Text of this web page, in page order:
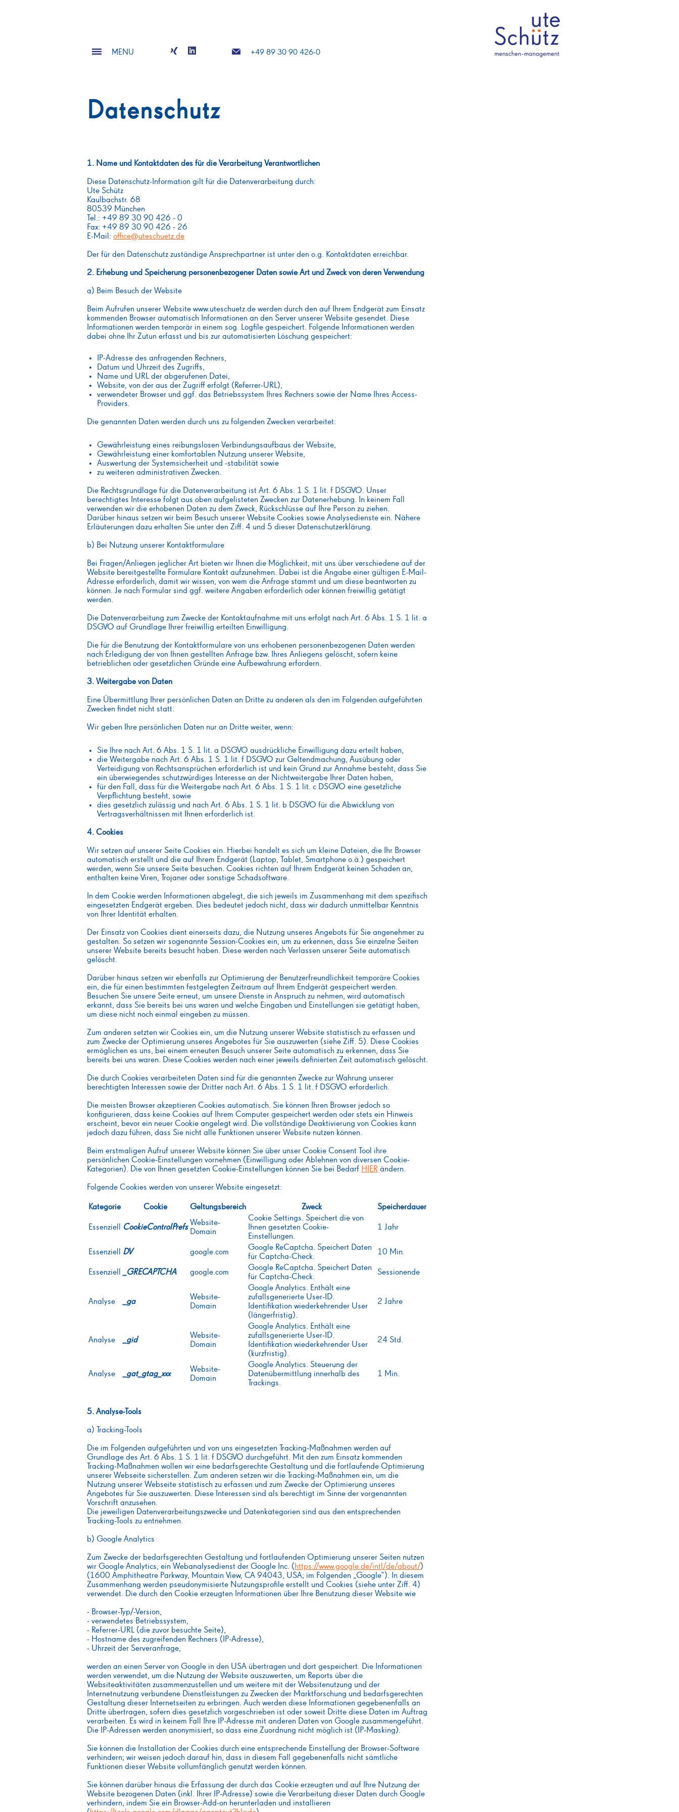
MENU +49 89 30 90 426-0
Datenschutz
1. Name und Kontaktdaten des für die Verarbeitung Verantwortlichen
Diese Datenschutz-Information gilt für die Datenverarbeitung durch:
Ute Schütz
Kaulbachstr. 68
80539 München
Tel.: +49 89 30 90 426 - 0
Fax: +49 89 30 90 426 - 26
E-Mail: office@uteschuetz.de
Der für den Datenschutz zuständige Ansprechpartner ist unter den o.g. Kontaktdaten erreichbar.
2. Erhebung und Speicherung personenbezogener Daten sowie Art und Zweck von deren Verwendung
a) Beim Besuch der Website
Beim Aufrufen unserer Website www.uteschuetz.de werden durch den auf Ihrem Endgerät zum Einsatz
kommenden Browser automatisch Informationen an den Server unserer Website gesendet. Diese
Informationen werden temporär in einem sog. Logfile gespeichert. Folgende Informationen werden
dabei ohne Ihr Zutun erfasst und bis zur automatisierten Löschung gespeichert:
IP-Adresse des anfragenden Rechners,
Datum und Uhrzeit des Zugriffs,
Name und URL der abgerufenen Datei,
Website, von der aus der Zugriff erfolgt (Referrer-URL),
verwendeter Browser und ggf. das Betriebssystem Ihres Rechners sowie der Name Ihres Access-
Providers.
Die genannten Daten werden durch uns zu folgenden Zwecken verarbeitet:
Gewährleistung eines reibungslosen Verbindungsaufbaus der Website,
Gewährleistung einer komfortablen Nutzung unserer Website,
Auswertung der Systemsicherheit und -stabilität sowie
zu weiteren administrativen Zwecken.
Die Rechtsgrundlage für die Datenverarbeitung ist Art. 6 Abs. 1 S. 1 lit. f DSGVO. Unser
berechtigtes Interesse folgt aus oben aufgelisteten Zwecken zur Datenerhebung. In keinem Fall
verwenden wir die erhobenen Daten zu dem Zweck, Rückschlüsse auf Ihre Person zu ziehen.
Darüber hinaus setzen wir beim Besuch unserer Website Cookies sowie Analysedienste ein. Nähere
Erläuterungen dazu erhalten Sie unter den Ziff. 4 und 5 dieser Datenschutzerklärung.
b) Bei Nutzung unserer Kontaktformulare
Bei Fragen/Anliegen jeglicher Art bieten wir Ihnen die Möglichkeit, mit uns über verschiedene auf der
Website bereitgestellte Formulare Kontakt aufzunehmen. Dabei ist die Angabe einer gültigen E-Mail-
Adresse erforderlich, damit wir wissen, von wem die Anfrage stammt und um diese beantworten zu
können. Je nach Formular sind ggf. weitere Angaben erforderlich oder können freiwillig getätigt
werden.
Die Datenverarbeitung zum Zwecke der Kontaktaufnahme mit uns erfolgt nach Art. 6 Abs. 1 S. 1 lit. a
DSGVO auf Grundlage Ihrer freiwillig erteilten Einwilligung.
Die für die Benutzung der Kontaktformulare von uns erhobenen personenbezogenen Daten werden
nach Erledigung der von Ihnen gestellten Anfrage bzw. Ihres Anliegens gelöscht, sofern keine
betrieblichen oder gesetzlichen Gründe eine Aufbewahrung erfordern.
3. Weitergabe von Daten
Eine Übermittlung Ihrer persönlichen Daten an Dritte zu anderen als den im Folgenden aufgeführten
Zwecken findet nicht statt.
Wir geben Ihre persönlichen Daten nur an Dritte weiter, wenn:
Sie Ihre nach Art. 6 Abs. 1 S. 1 lit. a DSGVO ausdrückliche Einwilligung dazu erteilt haben,
die Weitergabe nach Art. 6 Abs. 1 S. 1 lit. f DSGVO zur Geltendmachung, Ausübung oder
Verteidigung von Rechtsansprüchen erforderlich ist und kein Grund zur Annahme besteht, dass Sie
ein überwiegendes schutzwürdiges Interesse an der Nichtweitergabe Ihrer Daten haben,
für den Fall, dass für die Weitergabe nach Art. 6 Abs. 1 S. 1 lit. c DSGVO eine gesetzliche
Verpflichtung besteht, sowie
dies gesetzlich zulässig und nach Art. 6 Abs. 1 S. 1 lit. b DSGVO für die Abwicklung von
Vertragsverhältnissen mit Ihnen erforderlich ist.
4. Cookies
Wir setzen auf unserer Seite Cookies ein. Hierbei handelt es sich um kleine Dateien, die Ihr Browser
automatisch erstellt und die auf Ihrem Endgerät (Laptop, Tablet, Smartphone o.ä.) gespeichert
werden, wenn Sie unsere Seite besuchen. Cookies richten auf Ihrem Endgerät keinen Schaden an,
enthalten keine Viren, Trojaner oder sonstige Schadsoftware.
In dem Cookie werden Informationen abgelegt, die sich jeweils im Zusammenhang mit dem spezifisch
eingesetzten Endgerät ergeben. Dies bedeutet jedoch nicht, dass wir dadurch unmittelbar Kenntnis
von Ihrer Identität erhalten.
Der Einsatz von Cookies dient einerseits dazu, die Nutzung unseres Angebots für Sie angenehmer zu
gestalten. So setzen wir sogenannte Session-Cookies ein, um zu erkennen, dass Sie einzelne Seiten
unserer Website bereits besucht haben. Diese werden nach Verlassen unserer Seite automatisch
gelöscht.
Darüber hinaus setzen wir ebenfalls zur Optimierung der Benutzerfreundlichkeit temporäre Cookies
ein, die für einen bestimmten festgelegten Zeitraum auf Ihrem Endgerät gespeichert werden.
Besuchen Sie unsere Seite erneut, um unsere Dienste in Anspruch zu nehmen, wird automatisch
erkannt, dass Sie bereits bei uns waren und welche Eingaben und Einstellungen sie getätigt haben,
um diese nicht noch einmal eingeben zu müssen.
Zum anderen setzten wir Cookies ein, um die Nutzung unserer Website statistisch zu erfassen und
zum Zwecke der Optimierung unseres Angebotes für Sie auszuwerten (siehe Ziff. 5). Diese Cookies
ermöglichen es uns, bei einem erneuten Besuch unserer Seite automatisch zu erkennen, dass Sie
bereits bei uns waren. Diese Cookies werden nach einer jeweils definierten Zeit automatisch gelöscht.
Die durch Cookies verarbeiteten Daten sind für die genannten Zwecke zur Wahrung unserer
berechtigten Interessen sowie der Dritter nach Art. 6 Abs. 1 S. 1 lit. f DSGVO erforderlich.
Die meisten Browser akzeptieren Cookies automatisch. Sie können Ihren Browser jedoch so
konfigurieren, dass keine Cookies auf Ihrem Computer gespeichert werden oder stets ein Hinweis
erscheint, bevor ein neuer Cookie angelegt wird. Die vollständige Deaktivierung von Cookies kann
jedoch dazu führen, dass Sie nicht alle Funktionen unserer Website nutzen können.
Beim erstmaligen Aufruf unserer Website können Sie über unser Cookie Consent Tool ihre
persönlichen Cookie-Einstellungen vornehmen (Einwilligung oder Ablehnen von diversen Cookie-
Kategorien). Die von Ihnen gesetzten Cookie-Einstellungen können Sie bei Bedarf HIER ändern.
Folgende Cookies werden von unserer Website eingesetzt:
Kategorie Cookie Geltungsbereich Zweck Speicherdauer
Essenziell CookieControlPrefs
Website-
Domain
Cookie Settings. Speichert die von
Ihnen gesetzten Cookie-
Einstellungen.
1 Jahr
Essenziell DV google.com
Google ReCaptcha. Speichert Daten
für Captcha-Check.
10 Min.
Essenziell _GRECAPTCHA google.com
Google ReCaptcha. Speichert Daten
für Captcha-Check.
Sessionende
Analyse _ga
Website-
Domain
Google Analytics. Enthält eine
zufallsgenerierte User-ID.
Identifikation wiederkehrender User
(längerfristig).
2 Jahre
Analyse _gid
Website-
Domain
Google Analytics. Enthält eine
zufallsgenerierte User-ID.
Identifikation wiederkehrender User
(kurzfristig).
24 Std.
Analyse _gat_gtag_xxx
Website-
Domain
Google Analytics. Steuerung der
Datenübermittlung innerhalb des
Trackings.
1 Min.
5. Analyse-Tools
a) Tracking-Tools
Die im Folgenden aufgeführten und von uns eingesetzten Tracking-Maßnahmen werden auf
Grundlage des Art. 6 Abs. 1 S. 1 lit. f DSGVO durchgeführt. Mit den zum Einsatz kommenden
Tracking-Maßnahmen wollen wir eine bedarfsgerechte Gestaltung und die fortlaufende Optimierung
unserer Webseite sicherstellen. Zum anderen setzen wir die Tracking-Maßnahmen ein, um die
Nutzung unserer Webseite statistisch zu erfassen und zum Zwecke der Optimierung unseres
Angebotes für Sie auszuwerten. Diese Interessen sind als berechtigt im Sinne der vorgenannten
Vorschrift anzusehen.
Die jeweiligen Datenverarbeitungszwecke und Datenkategorien sind aus den entsprechenden
Tracking-Tools zu entnehmen.
b) Google Analytics
Zum Zwecke der bedarfsgerechten Gestaltung und fortlaufenden Optimierung unserer Seiten nutzen
wir Google Analytics, ein Webanalysedienst der Google Inc. ( https://www.google.de/intl/de/about/)
(1600 Amphitheatre Parkway, Mountain View, CA 94043, USA; im Folgenden „Google“). In diesem
Zusammenhang werden pseudonymisierte Nutzungsprofile erstellt und Cookies (siehe unter Ziff. 4)
verwendet. Die durch den Cookie erzeugten Informationen über Ihre Benutzung dieser Website wie
- Browser-Typ/-Version,
- verwendetes Betriebssystem,
- Referrer-URL (die zuvor besuchte Seite),
- Hostname des zugreifenden Rechners (IP-Adresse),
- Uhrzeit der Serveranfrage,
werden an einen Server von Google in den USA übertragen und dort gespeichert. Die Informationen
werden verwendet, um die Nutzung der Website auszuwerten, um Reports über die
Websiteaktivitäten zusammenzustellen und um weitere mit der Websitenutzung und der
Internetnutzung verbundene Dienstleistungen zu Zwecken der Marktforschung und bedarfsgerechten
Gestaltung dieser Internetseiten zu erbringen. Auch werden diese Informationen gegebenenfalls an
Dritte übertragen, sofern dies gesetzlich vorgeschrieben ist oder soweit Dritte diese Daten im Auftrag
verarbeiten. Es wird in keinem Fall Ihre IP-Adresse mit anderen Daten von Google zusammengeführt.
Die IP-Adressen werden anonymisiert, so dass eine Zuordnung nicht möglich ist (IP-Masking).
Sie können die Installation der Cookies durch eine entsprechende Einstellung der Browser-Software
verhindern; wir weisen jedoch darauf hin, dass in diesem Fall gegebenenfalls nicht sämtliche
Funktionen dieser Website vollumfänglich genutzt werden können.
Sie können darüber hinaus die Erfassung der durch das Cookie erzeugten und auf Ihre Nutzung der
Website bezogenen Daten (inkl. Ihrer IP-Adresse) sowie die Verarbeitung dieser Daten durch Google
verhindern, indem Sie ein Browser-Add-on herunterladen und installieren